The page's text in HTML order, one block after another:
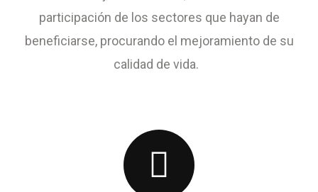
participación de los sectores que hayan de
beneficiarse, procurando el mejoramiento de su
calidad de vida.